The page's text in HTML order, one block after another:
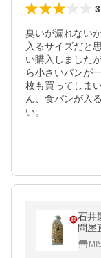
3
臭いが漏れない
入るサイズだと
い購入しました
ら小さいパンが
枚も買ってしま
ん、食パンが入
い。
石井
問屋